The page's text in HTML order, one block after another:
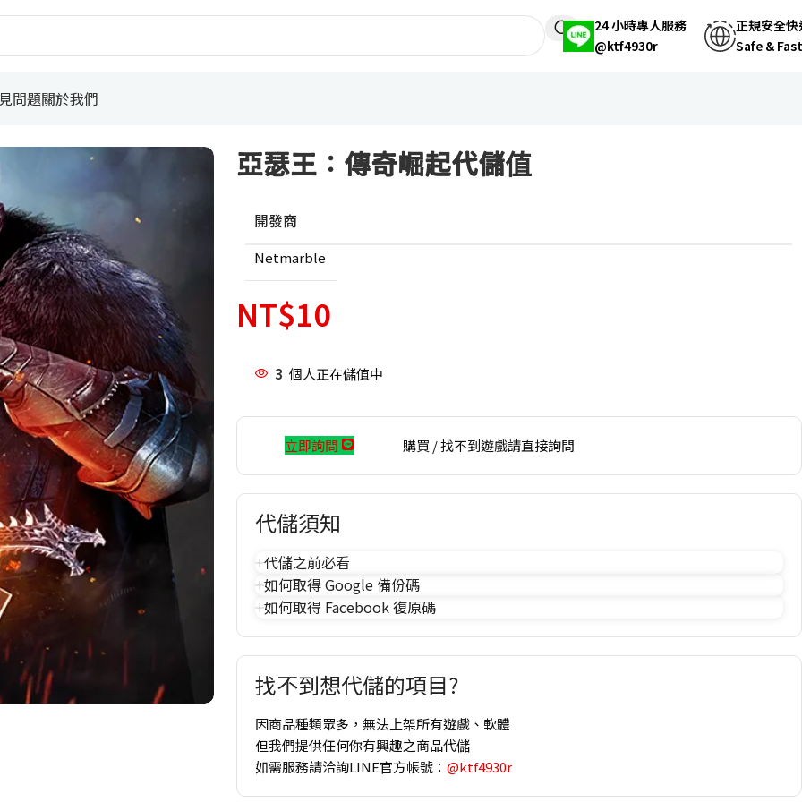
24 小時專人服務
@ktf4930r
正規安全快
Safe & Fast
問題關於我們
亞瑟王：傳奇崛起代儲值
開發商
Netmarble
NT$10
3 個人正在儲值中
立即詢問 購買 / 找不到遊戲請直接詢問
代儲須知
代儲之前必看
如何取得 Google 備份碼
如何取得 Facebook 復原碼
找不到想代儲的項目?
因商品種類眾多，無法上架所有遊戲、軟體
但我們提供任何你有興趣之商品代儲
如需服務請洽詢LINE官方帳號： @ktf4930r